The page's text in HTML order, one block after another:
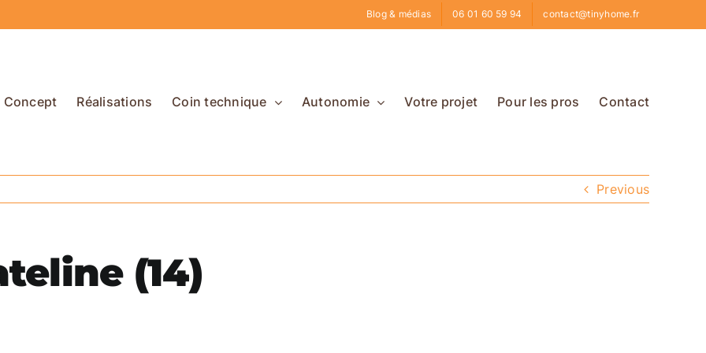
Blog & médias 06 01 60 59 94 contact@tinyhome.fr
Concept Réalisations Coin technique Autonomie Votre projet Pour les pros Contact
Previous
(14)